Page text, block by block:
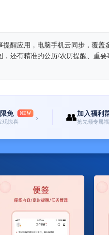
醒应用，电脑手机云同步，覆
还有精准的公历/农历提醒、重
免 NEW
现惊喜 › 👥加入福利
抢先领专属福